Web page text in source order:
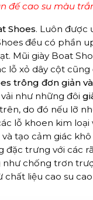
đế cao su màu
Shoes. Luôn được
đều có phần
Mũi giày Boat
lỗ xỏ dây cột
trông đơn giản
như những đôi
do đó nếu lỡ
lỗ khoen kim
tạo cảm giác
đặc trưng với các
như chống trơn
liệu cao su